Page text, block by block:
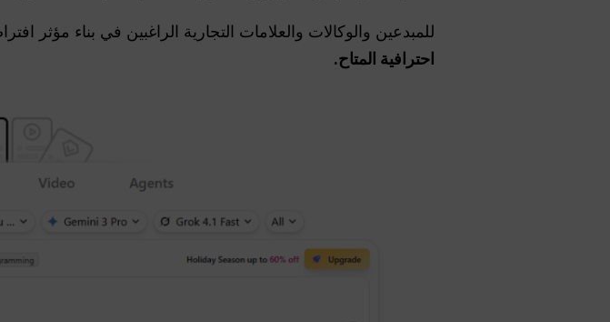
للمبدعين والوكالات والعلامات التجارية الراغبين في بناء مؤثر
احترافية المتاح.